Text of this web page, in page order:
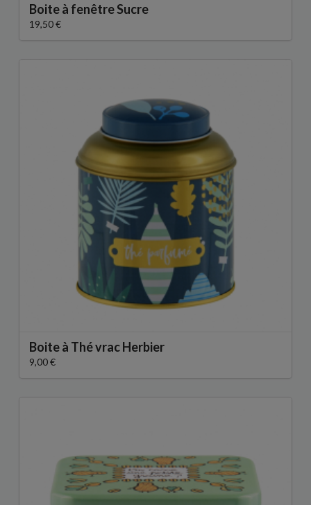
Boite à fenêtre Sucre
19,50 €
Boite à Thé vrac Herbier
9,00 €